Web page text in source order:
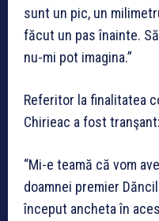
sunt un pic, un
făcut un pas înainte.
nu-mi pot imagina.”
Referitor la finalitatea
Chirieac a fost tranşant:
“Mi-e teamă că vom
doamnei premier
început ancheta în